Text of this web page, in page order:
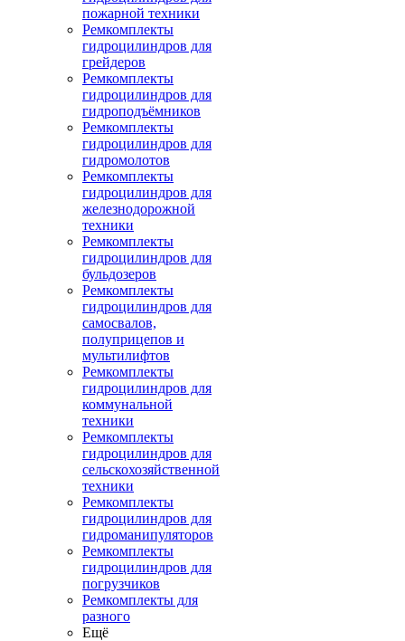
пожарной техники
Ремкомплекты
гидроцилиндров для
грейдеров
Ремкомплекты
гидроцилиндров для
гидроподъёмников
Ремкомплекты
гидроцилиндров для
гидромолотов
Ремкомплекты
гидроцилиндров для
железнодорожной
техники
Ремкомплекты
гидроцилиндров для
бульдозеров
Ремкомплекты
гидроцилиндров для
самосвалов,
полуприцепов и
мультилифтов
Ремкомплекты
гидроцилиндров для
коммунальной
техники
Ремкомплекты
гидроцилиндров для
сельскохозяйственной
техники
Ремкомплекты
гидроцилиндров для
гидроманипуляторов
Ремкомплекты
гидроцилиндров для
погрузчиков
Ремкомплекты для
разного
Ещё